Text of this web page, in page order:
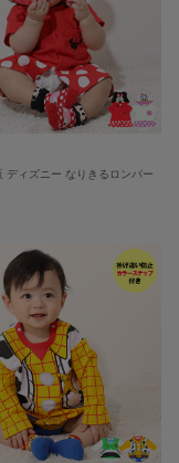
ディズニー なりきるロンパー